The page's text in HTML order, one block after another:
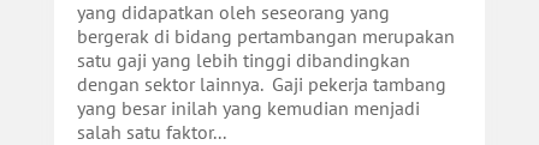
yang didapatkan oleh seseorang yang
bergerak di bidang pertambangan merupakan
satu gaji yang lebih tinggi dibandingkan
dengan sektor lainnya. Gaji pekerja tambang
yang besar inilah yang kemudian menjadi
salah satu faktor...